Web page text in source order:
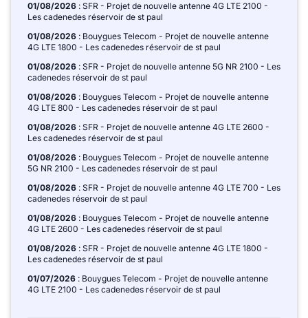
01/08/2026 : SFR - Projet de nouvelle antenne 4G LTE 2100 -
Les cadenedes réservoir de st paul
01/08/2026 : Bouygues Telecom - Projet de nouvelle antenne
4G LTE 1800 - Les cadenedes réservoir de st paul
01/08/2026 : SFR - Projet de nouvelle antenne 5G NR 2100 - Les
cadenedes réservoir de st paul
01/08/2026 : Bouygues Telecom - Projet de nouvelle antenne
4G LTE 800 - Les cadenedes réservoir de st paul
01/08/2026 : SFR - Projet de nouvelle antenne 4G LTE 2600 -
Les cadenedes réservoir de st paul
01/08/2026 : Bouygues Telecom - Projet de nouvelle antenne
5G NR 2100 - Les cadenedes réservoir de st paul
01/08/2026 : SFR - Projet de nouvelle antenne 4G LTE 700 - Les
cadenedes réservoir de st paul
01/08/2026 : Bouygues Telecom - Projet de nouvelle antenne
4G LTE 2600 - Les cadenedes réservoir de st paul
01/08/2026 : SFR - Projet de nouvelle antenne 4G LTE 1800 -
Les cadenedes réservoir de st paul
01/07/2026 : Bouygues Telecom - Projet de nouvelle antenne
4G LTE 2100 - Les cadenedes réservoir de st paul